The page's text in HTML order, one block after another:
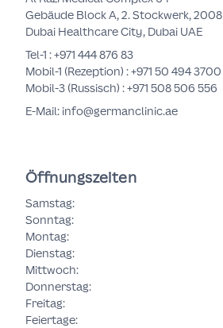
Gebäude Block A, 2. Stockwerk, 2008
Dubai Healthcare City, Dubai UAE
Tel-1 :+971 444 876 83
Mobil-1 (Rezeption) :+971 50 494 3700
Mobil-3 (Russisch) :+971 508 506 556
E-Mail: info@germanclinic.ae
Öffnungszeiten
Samstag:
Sonntag:
Montag:
Dienstag:
Mittwoch:
Donnerstag:
Freitag:
Feiertage: